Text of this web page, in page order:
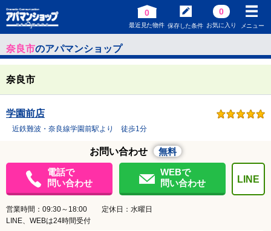
0
最近見た物件 保存した条件
0
お気に入り メニュー
奈良市のアパマンショップ
奈良市
学園前店
近鉄難波・奈良線学園前駅より 徒歩1分
お問い合わせ
無料
電話で
問い合わせ
WEBで
問い合わせ
LINE
営業時間：09:30～18:00 定休日：水曜日
LINE、WEBは24時間受付